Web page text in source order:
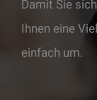
Damit Sie
Ihnen eine
einfach um.